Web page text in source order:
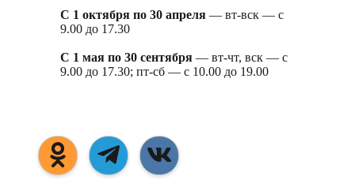
С 1 октября по 30 апреля — вт-вск — с
9.00 до 17.30
С 1 мая по 30 сентября — вт-чт, вск — с
9.00 до 17.30; пт-сб — с 10.00 до 19.00